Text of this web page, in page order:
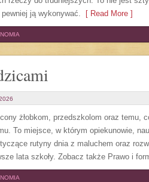
ją wykonywać. [ Read More ]
żłobkom, przedszkolom oraz temu,
To miejsce, w którym opiekunowie,
rutyny dnia z maluchem oraz
lata szkoły. Zobacz także Prawo i